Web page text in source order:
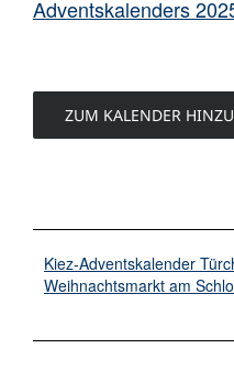
Adventskalenders
ZUM KALENDER
Kiez-Adventskalender
Weihnachtsmarkt am